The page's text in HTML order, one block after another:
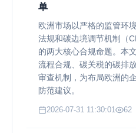
单
欧洲市场以严格的监管环
法规和碳边境调节机制（
的两大核心合规命题。本
流程合规、碳关税的碳排
审查机制，为布局欧洲的
防范建议。
2026-07-31 11:30:01 62